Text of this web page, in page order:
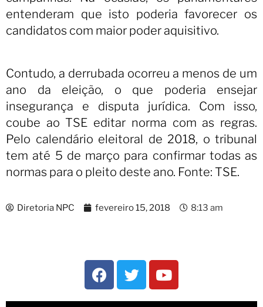
entenderam que isto poderia favorecer os
candidatos com maior poder aquisitivo.
Contudo, a derrubada ocorreu a menos de um
ano da eleição, o que poderia ensejar
insegurança e disputa jurídica. Com isso,
coube ao TSE editar norma com as regras.
Pelo calendário eleitoral de 2018, o tribunal
tem até 5 de março para confirmar todas as
normas para o pleito deste ano. Fonte: TSE.
Diretoria NPC fevereiro 15, 2018 8:13 am